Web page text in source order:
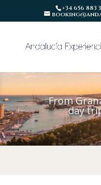
+34 656 883
From
day